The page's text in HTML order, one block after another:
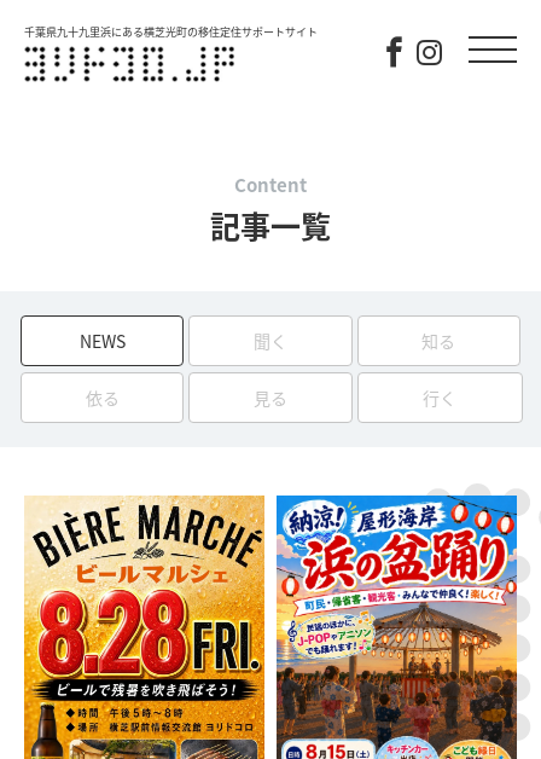
千葉県九十九里浜にある横芝光町の移住定住サポートサイト
Content
記事一覧
NEWS 聞く 知る
依る 見る 行く